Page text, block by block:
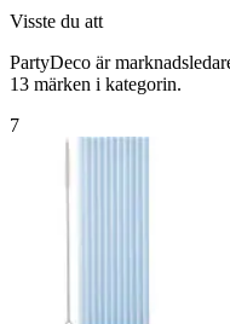
Visste du att
PartyDeco är
13 märken i kategorin.
7